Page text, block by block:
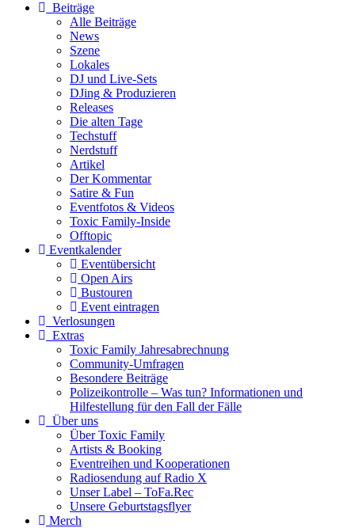
Beiträge
Alle Beiträge
News
Szene
Lokales
DJ und Live-Sets
DJing & Produzieren
Releases
Die alten Tage
Techstuff
Nerdstuff
Artikel
Der Kommentar
Satire & Fun
Eventfotos & Videos
Toxic Family-Inside
Offtopic
Eventkalender
Eventübersicht
Open Airs
Bustouren
Event eintragen
Verlosungen
Extras
Toxic Family Jahresabrechnung
Community-Umfragen
Besondere Beiträge
Polizeikontrolle – Was tun? Informationen und
Hilfestellung für den Fall der Fälle
Über uns
Über Toxic Family
Artists & Booking
Eventreihen und Kooperationen
Radiosendung auf Radio X
Unser Label – ToFa.Rec
Unsere Geburtstagsflyer
Merch